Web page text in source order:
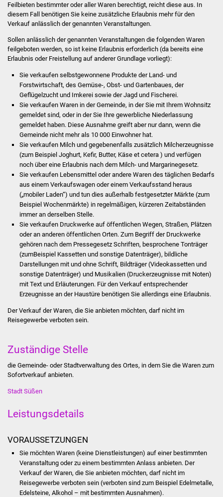
FNP / Bebauungspläne
Wahlen
Stadtinfo
Jubiläumsjahr 2021
Partnerstädte
Projekte
Schulentwicklung Bizet
Sanierung Hallenbad
Sanierung Bizethalle
Ortsentwicklung
Presse
Bürger & Service
Was erledige ich wo
Dienstleistungen
Formulare
Kindergärten
Kolping-Musikschule
Feilbieten bestimmter oder aller Waren berechtigt, reicht diese aus. In
diesem Fall benötigen Sie keine zusätzliche Erlaubnis mehr für den
Verkauf anlässlich der genannten Veranstaltungen.
Sollen anlässlich der genannten Veranstaltungen die folgenden Waren
feilgeboten werden, so ist keine Erlaubnis erforderlich (da bereits eine
Erlaubnis oder Freistellung auf anderer Grundlage vorliegt):
Sie verkaufen selbstgewonnene Produkte der Land- und
Forstwirtschaft, des Gemüse-, Obst- und Gartenbaues, der
Geflügelzucht und Imkerei sowie der Jagd und Fischerei.
Sie verkaufen Waren in der Gemeinde, in der Sie mit Ihrem Wohnsitz
gemeldet sind, oder in der Sie Ihre gewerbliche Niederlassung
gemeldet haben. Diese Ausnahme greift aber nur dann, wenn die
Gemeinde nicht mehr als 10 000 Einwohner hat.
Sie verkaufen Milch und gegebenenfalls zusätzlich Milcherzeugnisse
(zum Beispiel Joghurt, Kefir, Butter, Käse et cetera ) und verfügen
noch über eine Erlaubnis nach dem Milch- und Margarinegesetz.
Sie verkaufen Lebensmittel oder andere Waren des täglichen Bedarfs
aus einem Verkaufswagen oder einem Verkaufsstand heraus
(„mobiler Laden“) und tun dies außerhalb festgesetzter Märkte (zum
Beispiel Wochenmärkte) in regelmäßigen, kürzeren Zeitabständen
immer an derselben Stelle.
Sie verkaufen Druckwerke auf öffentlichen Wegen, Straßen, Plätzen
oder an anderen öffentlichen Orten. Zum Begriff der Druckwerke
gehören nach dem Pressegesetz Schriften, besprochene Tonträger
(zumBeispiel Kassetten und sonstige Datenträger), bildliche
Darstellungen mit und ohne Schrift, Bildträger (Videokassetten und
sonstige Datenträger) und Musikalien (Druckerzeugnisse mit Noten)
mit Text und Erläuterungen. Für den Verkauf entsprechender
Erzeugnisse an der Haustüre benötigen Sie allerdings eine Erlaubnis.
Der Verkauf der Waren, die Sie anbieten möchten, darf nicht im
Reisegewerbe verboten sein.
Zuständige Stelle
die Gemeinde- oder Stadtverwaltung des Ortes, in dem Sie die Waren zum
Sofortverkauf anbieten.
Stadt Süßen
Leistungsdetails
VORAUSSETZUNGEN
Sie möchten Waren (keine Dienstleistungen) auf einer bestimmten
Veranstaltung oder zu einem bestimmten Anlass anbieten. Der
Verkauf der Waren, die Sie anbieten möchten, darf nicht im
Reisegewerbe verboten sein (verboten sind zum Beispiel Edelmetalle,
Edelsteine, Alkohol – mit bestimmten Ausnahmen).